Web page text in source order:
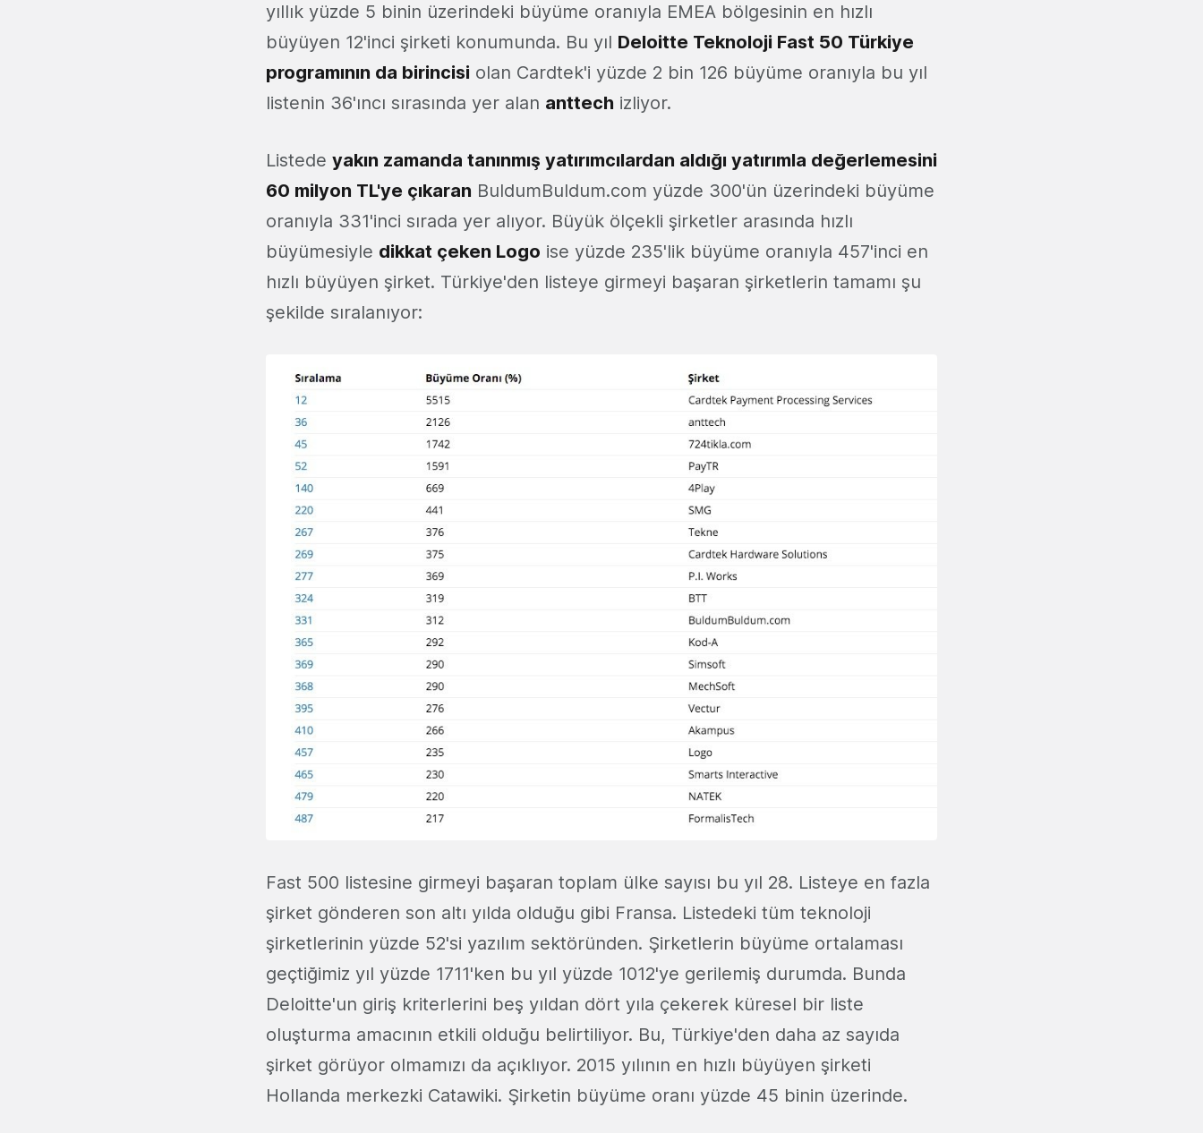
yıllık yüzde 5 binin üzerindeki büyüme oranıyla EMEA bölgesinin en hızlı
büyüyen 12'inci şirketi konumunda. Bu yıl Deloitte Teknoloji Fast 50 Türkiye
programının da birincisi olan Cardtek'i yüzde 2 bin 126 büyüme oranıyla bu yıl
listenin 36'ıncı sırasında yer alan anttech izliyor.
Listede yakın zamanda tanınmış yatırımcılardan aldığı yatırımla değerlemesini
60 milyon TL'ye çıkaran BuldumBuldum.com yüzde 300'ün üzerindeki büyüme
oranıyla 331'inci sırada yer alıyor. Büyük ölçekli şirketler arasında hızlı
büyümesiyle dikkat çeken Logo ise yüzde 235'lik büyüme oranıyla 457'inci en
hızlı büyüyen şirket. Türkiye'den listeye girmeyi başaran şirketlerin tamamı şu
şekilde sıralanıyor:
Fast 500 listesine girmeyi başaran toplam ülke sayısı bu yıl 28. Listeye en fazla
şirket gönderen son altı yılda olduğu gibi Fransa. Listedeki tüm teknoloji
şirketlerinin yüzde 52'si yazılım sektöründen. Şirketlerin büyüme ortalaması
geçtiğimiz yıl yüzde 1711'ken bu yıl yüzde 1012'ye gerilemiş durumda. Bunda
Deloitte'un giriş kriterlerini beş yıldan dört yıla çekerek küresel bir liste
oluşturma amacının etkili olduğu belirtiliyor. Bu, Türkiye'den daha az sayıda
şirket görüyor olmamızı da açıklıyor. 2015 yılının en hızlı büyüyen şirketi
Hollanda merkezki Catawiki. Şirketin büyüme oranı yüzde 45 binin üzerinde.